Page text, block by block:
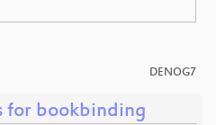
DENOG7
for bookbinding